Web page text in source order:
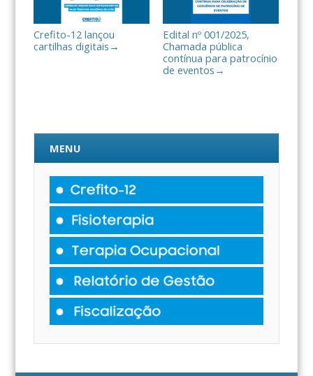
Crefito-12 lançou
cartilhas digitais →
Edital nº 001/2025,
Chamada pública
contínua para patrocínio
de eventos →
MENU